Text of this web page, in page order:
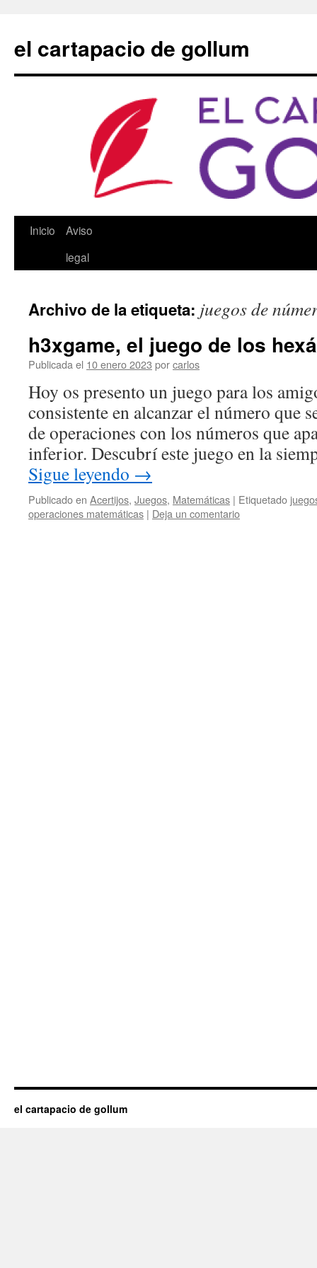
contenido
el cartapacio de gollum
Inicio
Aviso
legal
Archivo de la etiqueta: juegos de
h3xgame, el juego de los
Publicada el 10 enero 2023 porcarlos
Hoy os presento un juego para los
consistente en alcanzar el número que
de operaciones con los números que
inferior. Descubrí este juego en la
Sigue leyendo →
Publicado en Acertijos, Juegos, Matemáticas | Etiquetado
operaciones matemáticas | Deja un comentario
el cartapacio de gollum